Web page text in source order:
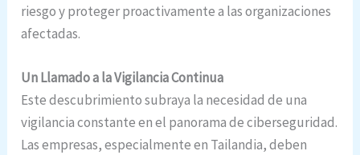
riesgo y proteger proactivamente a las organizaciones
afectadas.
Un Llamado a la Vigilancia Continua
Este descubrimiento subraya la necesidad de una
vigilancia constante en el panorama de ciberseguridad.
Las empresas, especialmente en Tailandia, deben